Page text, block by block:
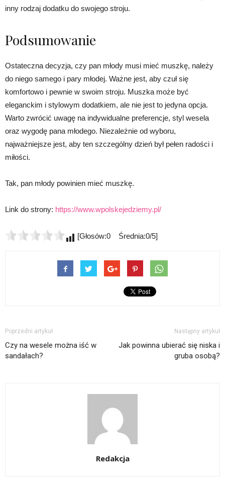
inny rodzaj dodatku do swojego stroju.
Podsumowanie
Ostateczna decyzja, czy pan młody musi mieć muszkę, należy
do niego samego i pary młodej. Ważne jest, aby czuł się
komfortowo i pewnie w swoim stroju. Muszka może być
eleganckim i stylowym dodatkiem, ale nie jest to jedyna opcja.
Warto zwrócić uwagę na indywidualne preferencje, styl wesela
oraz wygodę pana młodego. Niezależnie od wyboru,
najważniejsze jest, aby ten szczególny dzień był pełen radości i
miłości.
Tak, pan młody powinien mieć muszkę.
Link do strony: https://www.wpolskejedziemy.pl/
[Głosów:0 Średnia:0/5]
Poprzedni artykuł
Czy na wesele można iść w
sandałach?
Następny artykuł
Jak powinna ubierać się niska i
gruba osobą?
Redakcja